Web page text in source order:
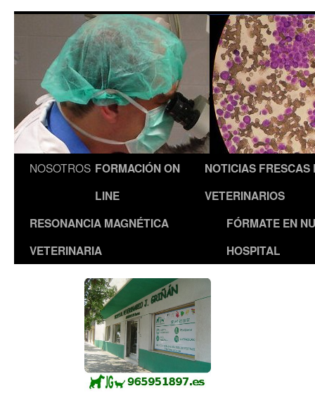
NOSOTROS FORMACIÓN ON
LINE
NOTICIAS FRESCAS
VETERINARIOS
RESONANCIA MAGNÉTICA
VETERINARIA
FÓRMATE EN
HOSPITAL